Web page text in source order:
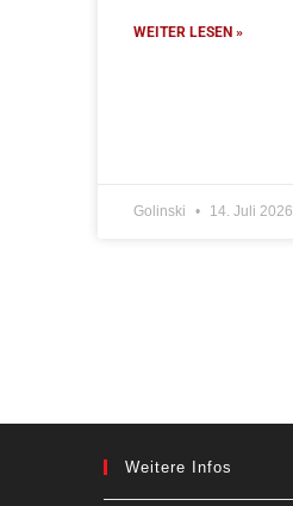
WEITER LESEN »
Golinski 14. Juli 2026
Weitere Infos